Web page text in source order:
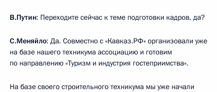
В.Путин: Переходите сейчас к теме подготовки кадров, да?
С.Меняйло: Да. Совместно с «Кавказ.РФ» организовали уже
на базе нашего техникума ассоциацию и готовим
по направлению «Туризм и индустрия гостеприимства».
На базе своего строительного техникума мы уже начали